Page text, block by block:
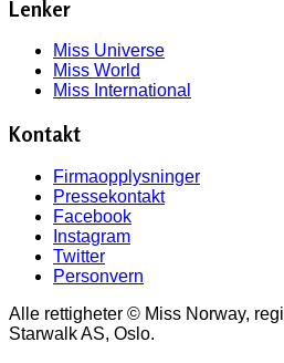
Lenker
Miss Universe
Miss World
Miss International
Kontakt
Firmaopplysninger
Pressekontakt
Facebook
Instagram
Twitter
Personvern
Alle rettigheter © Miss Norway,
Starwalk AS, Oslo.